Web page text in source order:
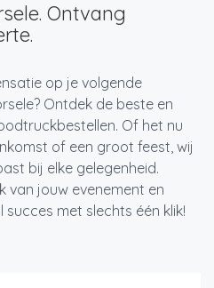
Ontvang
op je volgende
Ontdek de beste en
Of het nu
of een groot feest, wij
bij elke gelegenheid.
van jouw evenement en
met slechts één klik!